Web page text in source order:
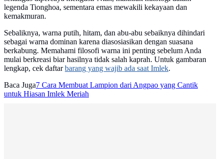
legenda Tionghoa, sementara emas mewakili kekayaan dan
kemakmuran.
Sebaliknya, warna putih, hitam, dan abu-abu sebaiknya dihindari
sebagai warna dominan karena diasosiasikan dengan suasana
berkabung. Memahami filosofi warna ini penting sebelum Anda
mulai berkreasi biar hasilnya tidak salah kaprah. Untuk gambaran
lengkap, cek daftarbarang yang wajib ada saat Imlek.
Baca Juga7 Cara Membuat Lampion dari Angpao yang Cantik
untuk Hiasan Imlek Meriah